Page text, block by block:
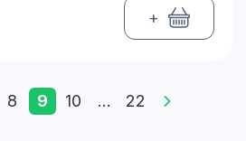
+
8 9 10 ... 22